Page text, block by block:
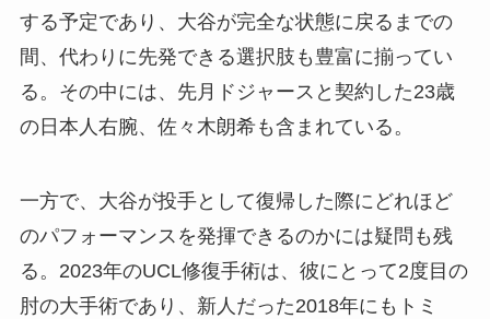
する予定であり、大谷が完全な状態に戻るまでの
間、代わりに先発できる選択肢も豊富に揃ってい
る。その中には、先月ドジャースと契約した23歳
の日本人右腕、佐々木朗希も含まれている。
一方で、大谷が投手として復帰した際にどれほど
のパフォーマンスを発揮できるのかには疑問も残
る。2023年のUCL修復手術は、彼にとって2度目の
肘の大手術であり、新人だった2018年にもトミ